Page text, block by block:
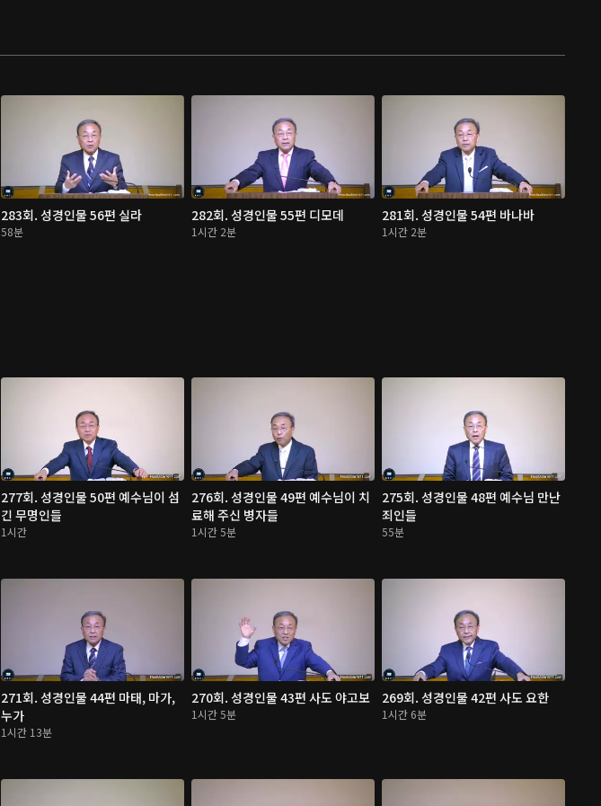
283회. 성경인물 56편 실라
58분
282회. 성경인물 55편 디모데
1시간 2분
281회. 성경인물 54편 바나바
1시간 2분
277회. 성경인물 50편 예수님이 섬
긴 무명인들
1시간
276회. 성경인물 49편 예수님이 치
료해 주신 병자들
1시간 5분
275회. 성경인물 48편 예수님 만난
죄인들
55분
271회. 성경인물 44편 마태, 마가,
누가
1시간 13분
270회. 성경인물 43편 사도 야고보
1시간 5분
269회. 성경인물 42편 사도 요한
1시간 6분